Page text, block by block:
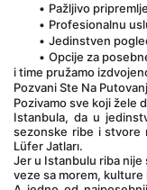
Pažljivo
Profesionalnu
Jedinstven
Opcije za
i time pružamo
Pozvani Ste Na
Pozivamo sve koji žele
Istanbula, da u
sezonske ribe i stvore
Lüfer Jatları.
Jer u Istanbulu riba nije
veze sa morem, kulture